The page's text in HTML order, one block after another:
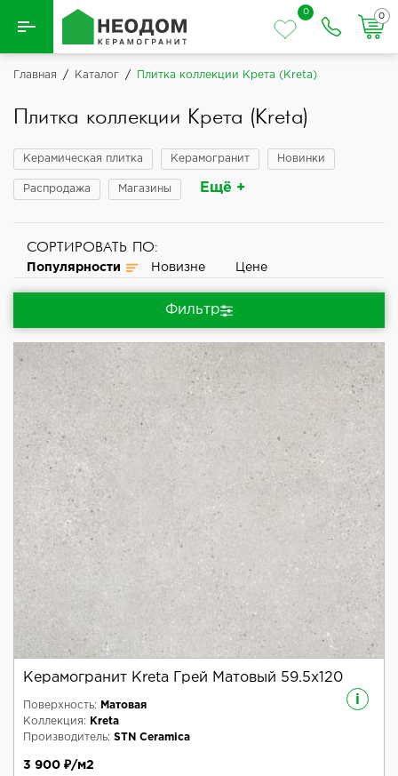
Назад
Вся плитка
Керамическая плитка
Керамогранит
0
0
Главная / Каталог / Плитка коллекции Крета (Kreta)
Плитка коллекции Крета (Kreta)
Керамическая плитка Керамогранит Новинки
Распродажа Магазины Ещё +
СОРТИРОВАТЬ ПО:
Популярности Новизне Цене
Фильтр
Керамогранит Kreta Грей Матовый 59.5x120
i
Поверхность:
Матовая
Коллекция:
Kreta
Производитель: STN Ceramica
3 900 ₽/м2